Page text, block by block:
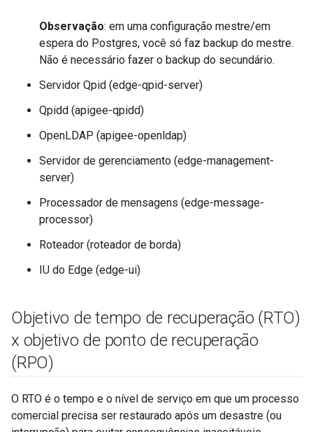
Observação: em uma configuração mestre/em
espera do Postgres, você só faz backup do mestre.
Não é necessário fazer o backup do secundário.
Servidor Qpid (edge-qpid-server)
Qpidd (apigee-qpidd)
OpenLDAP (apigee-openldap)
Servidor de gerenciamento (edge-management-
server)
Processador de mensagens (edge-message-
processor)
Roteador (roteador de borda)
IU do Edge (edge-ui)
Objetivo de tempo de recuperação (RTO)
x objetivo de ponto de recuperação
(RPO)
O RTO é o tempo e o nível de serviço em que um processo
comercial precisa ser restaurado após um desastre (ou